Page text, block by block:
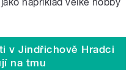
v Jindřichově Hradci
na tmu